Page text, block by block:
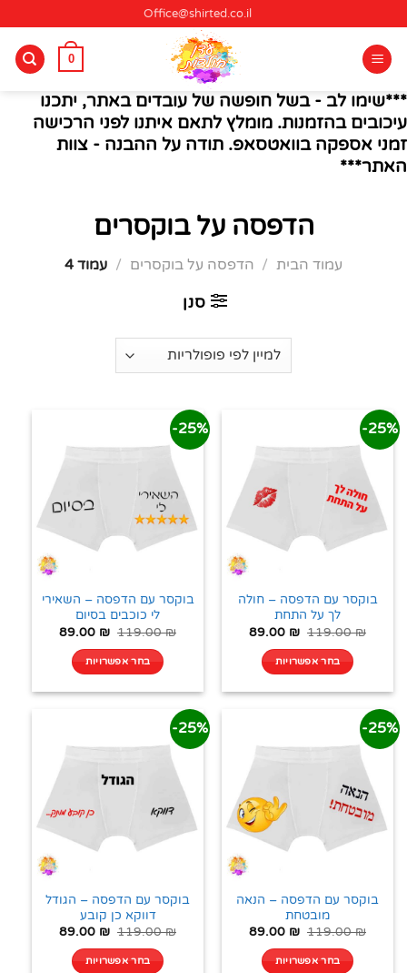
to
content
Office@shirted.co.il
0
***שימו לב - בשל חופשה של עובדים באתר, יתכנו
עיכובים בהזמנות. מומלץ לתאם איתנו לפני הרכישה
זמני אספקה בוואטסאפ. תודה על ההבנה - צוות
האתר***
הדפסה על בוקסרים
עמוד הבית / הדפסה על בוקסרים / עמוד 4
סנן
25%-
בוקסר עם הדפסה – חולה
לך על התחת
119.00₪
89.00 ₪
בחר אפשרויות
25%-
בוקסר עם הדפסה – השאירי
לי כוכבים בסיום
119.00₪
89.00 ₪
בחר אפשרויות
25%-
בוקסר עם הדפסה – הנאה
מובטחת
119.00₪
89.00 ₪
בחר אפשרויות
25%-
בוקסר עם הדפסה – הגודל
דווקא כן קובע
119.00₪
89.00 ₪
בחר אפשרויות